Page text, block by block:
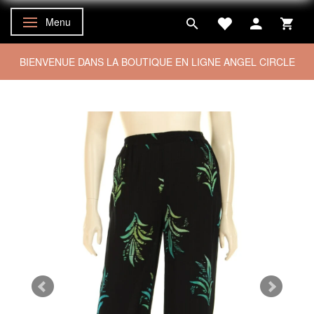
Basculer la navigation
Menu
BIENVENUE DANS LA BOUTIQUE EN LIGNE ANGEL CIRCLE